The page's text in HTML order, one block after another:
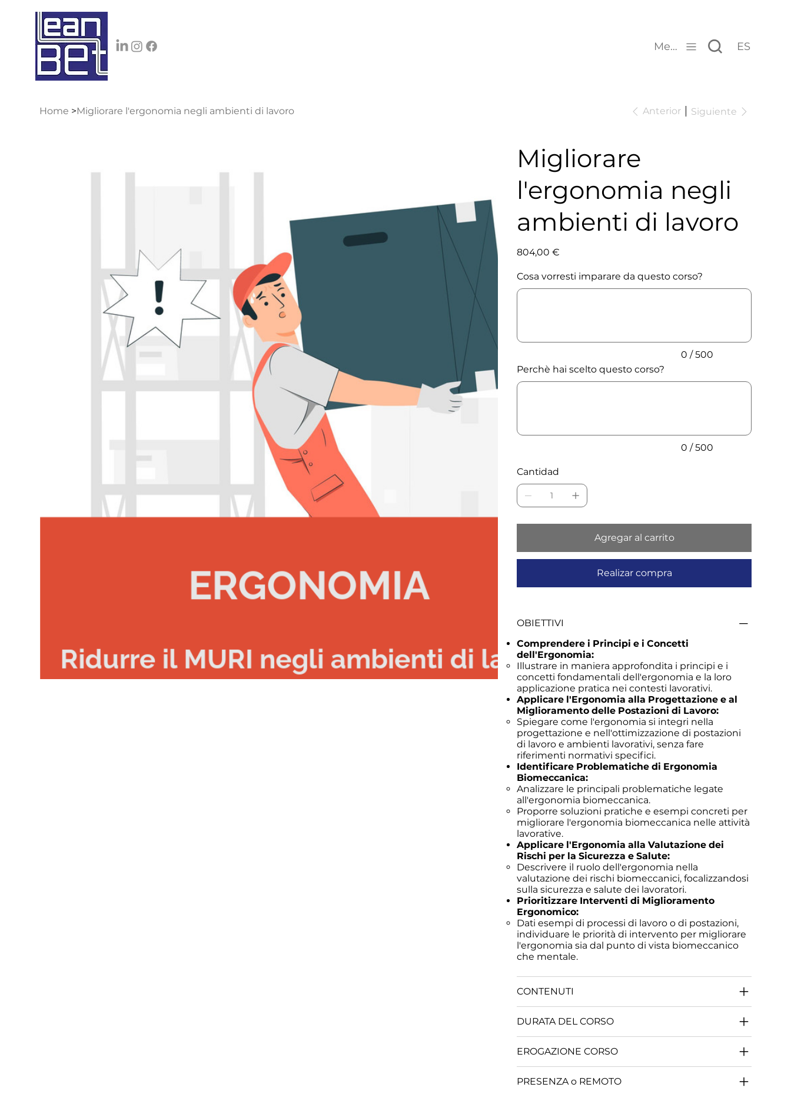
Menu ES
Home >Migliorare l'ergonomia negli ambienti di lavoro Anterior Siguiente
Migliorare
l'ergonomia negli
ambienti di lavoro
Precio
804,00 €
Cosa vorresti imparare da questo corso?
500
0 / 500
Perchè hai scelto questo corso?
500
0 / 500
Cantidad
Agregar al carrito
Realizar compra
OBIETTIVI
Comprendere i Principi e i Concetti
dell'Ergonomia:
Illustrare in maniera approfondita i principi e i
concetti fondamentali dell'ergonomia e la loro
applicazione pratica nei contesti lavorativi.
Applicare l'Ergonomia alla Progettazione e al
Miglioramento delle Postazioni di Lavoro:
Spiegare come l'ergonomia si integri nella
progettazione e nell'ottimizzazione di postazioni
di lavoro e ambienti lavorativi, senza fare
riferimenti normativi specifici.
Identificare Problematiche di Ergonomia
Biomeccanica:
Analizzare le principali problematiche legate
all'ergonomia biomeccanica.
Proporre soluzioni pratiche e esempi concreti per
migliorare l'ergonomia biomeccanica nelle attività
lavorative.
Applicare l'Ergonomia alla Valutazione dei
Rischi per la Sicurezza e Salute:
Descrivere il ruolo dell'ergonomia nella
valutazione dei rischi biomeccanici, focalizzandosi
sulla sicurezza e salute dei lavoratori.
Prioritizzare Interventi di Miglioramento
Ergonomico:
Dati esempi di processi di lavoro o di postazioni,
individuare le priorità di intervento per migliorare
l'ergonomia sia dal punto di vista biomeccanico
che mentale.
CONTENUTI
DURATA DEL CORSO
EROGAZIONE CORSO
PRESENZA o REMOTO